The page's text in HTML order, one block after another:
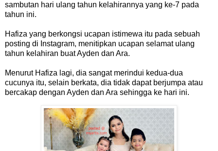
sambutan hari ulang tahun kelahirannya yang ke-7 pada
tahun ini.
Hafiza yang berkongsi ucapan istimewa itu pada sebuah
posting di Instagram, menitipkan ucapan selamat ulang
tahun kelahiran buat Ayden dan Ara.
Menurut Hafiza lagi, dia sangat merindui kedua-dua
cucunya itu, selain berkata, dia tidak dapat berjumpa atau
bercakap dengan Ayden dan Ara sehingga ke hari ini.